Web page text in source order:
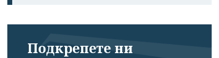
Подкрепете ни